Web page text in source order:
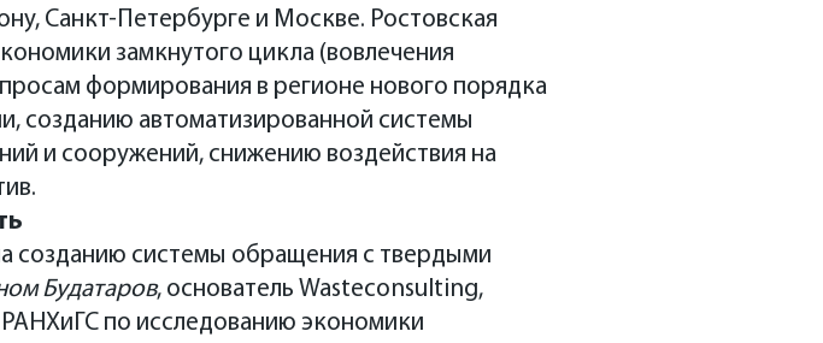
Санкт-Петербурге и Москве. Ростовская
замкнутого цикла (вовлечения
формирования в регионе нового порядка
созданию автоматизированной системы
и сооружений, снижению воздействия на
созданию системы обращения с твердыми
Будатаров, основатель Wasteconsulting,
по исследованию экономики